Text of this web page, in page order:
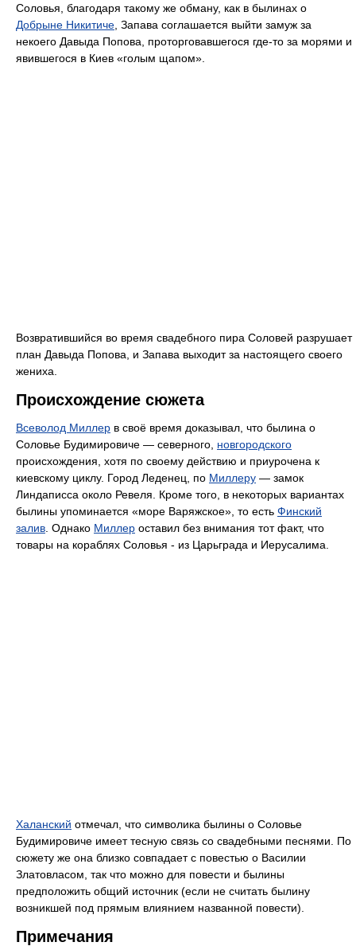
Соловья, благодаря такому же обману, как в былинах о
Добрыне Никитиче , Запава соглашается выйти замуж за
некоего Давыда Попова, проторговавшегося где-то за морями и
явившегося в Киев «голым щапом».
Возвратившийся во время свадебного пира Соловей разрушает
план Давыда Попова, и Запава выходит за настоящего своего
жениха.
Происхождение сюжета
Всеволод Миллер в своё время доказывал, что былина о
Соловье Будимировиче — северного, новгородского
происхождения, хотя по своему действию и приурочена к
киевскому циклу. Город Леденец, по Миллеру — замок
Линдаписса около Ревеля. Кроме того, в некоторых вариантах
былины упоминается «море Варяжское», то есть Финский
залив . Однако Миллер оставил без внимания тот факт, что
товары на кораблях Соловья - из Царьграда и Иерусалима.
Халанский отмечал, что символика былины о Соловье
Будимировиче имеет тесную связь со свадебными песнями. По
сюжету же она близко совпадает с повестью о Василии
Златовласом, так что можно для повести и былины
предположить общий источник (если не считать былину
возникшей под прямым влиянием названной повести).
Примечания